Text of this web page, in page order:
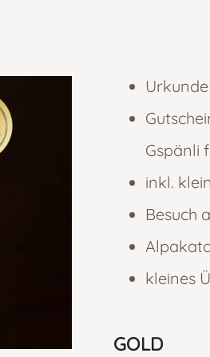
Gspänli
inkl.
Besuch
kleines
GOLD